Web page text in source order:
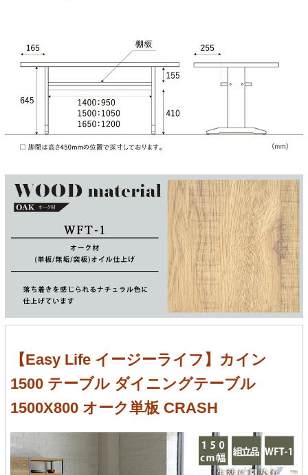
【Easy Life イージーライフ】カイン
1500 テーブル ダイニングテーブル
1500X800 オーク単板 CRASH